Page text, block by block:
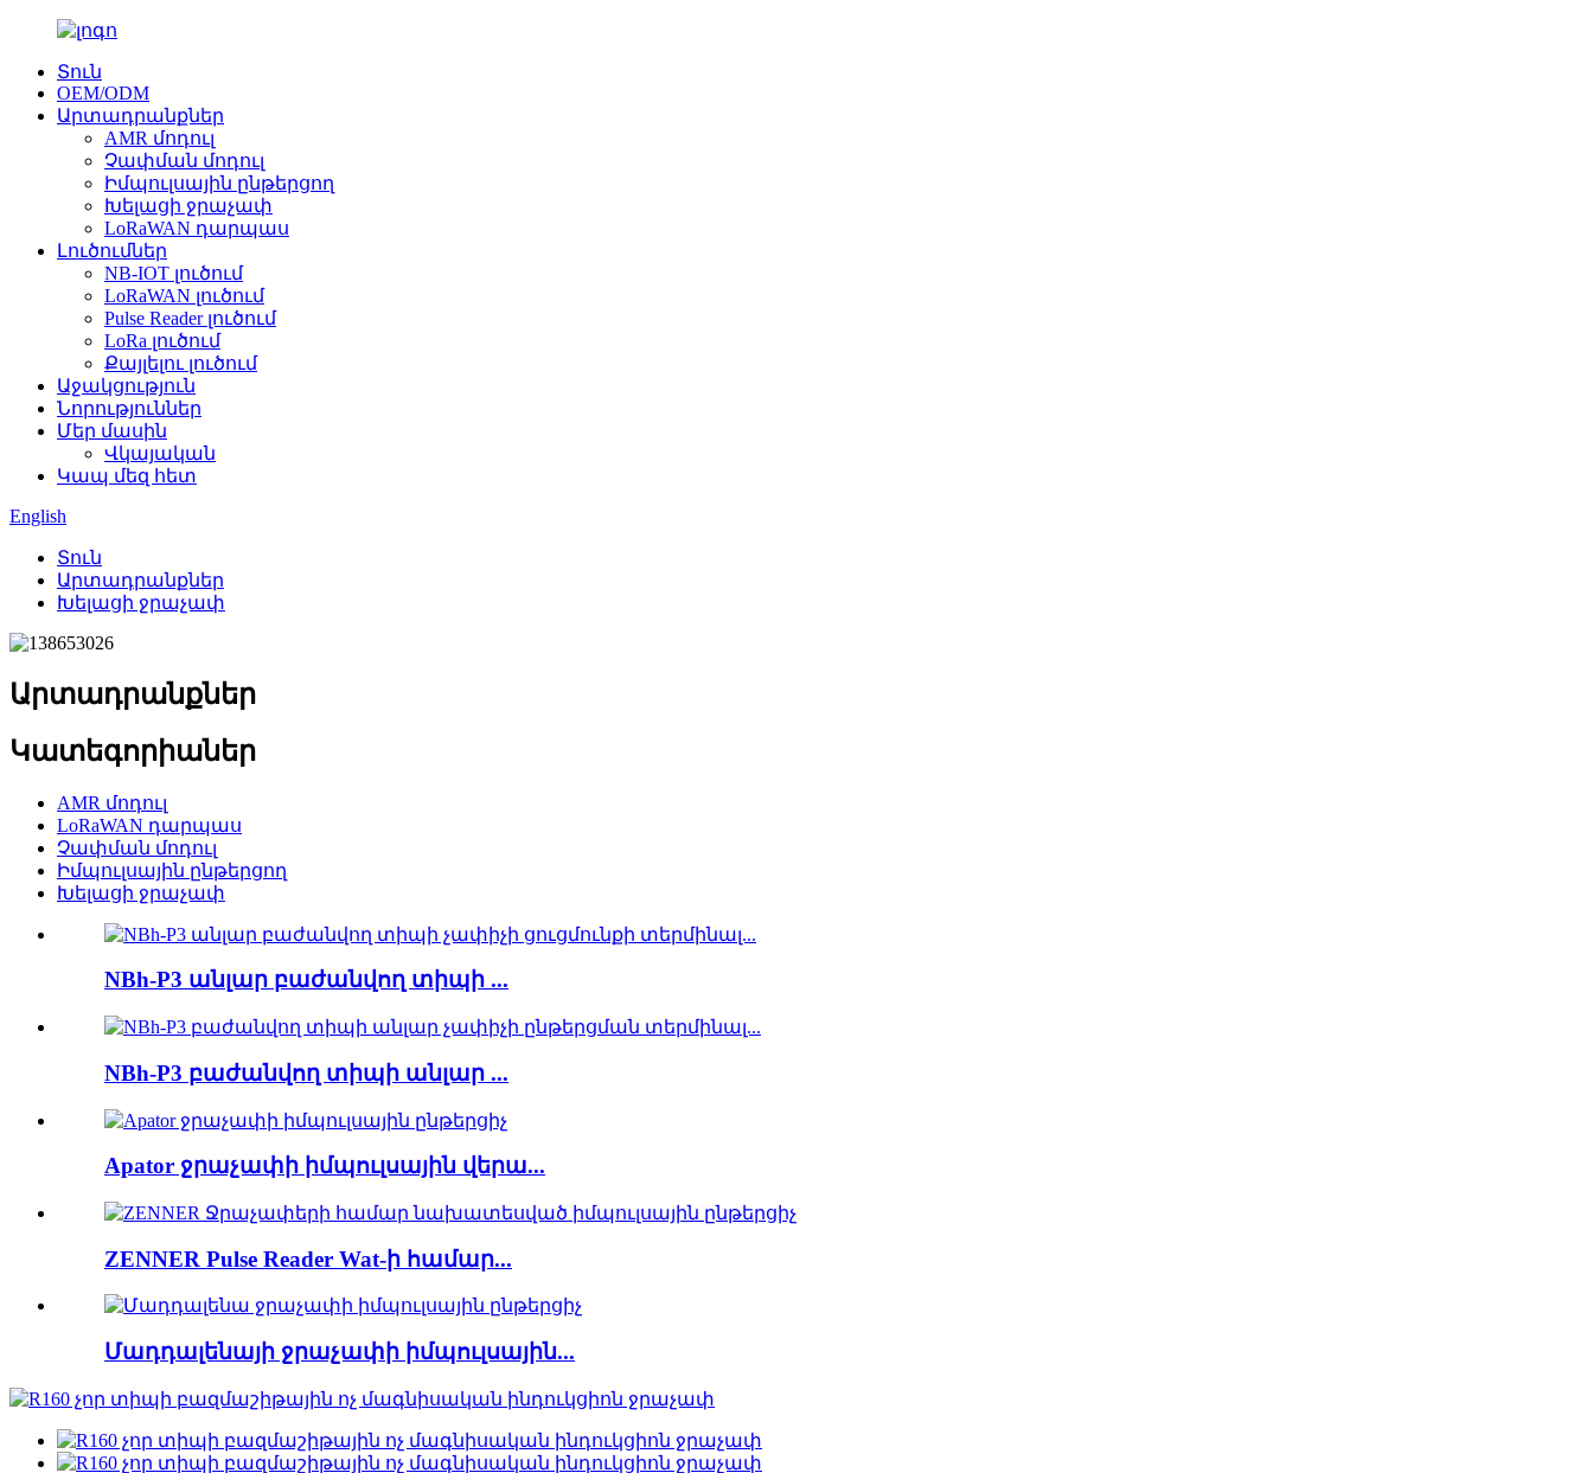
Տուն
OEM/ODM
Արտադրանքներ
AMR մոդուլ
Չափման մոդուլ
Իմպուլսային ընթերցող
Խելացի ջրաչափ
LoRaWAN դարպաս
Լուծումներ
NB-IOT լուծում
LoRaWAN լուծում
Pulse Reader լուծում
LoRa լուծում
Քայլելու լուծում
Աջակցություն
Նորություններ
Մեր մասին
Վկայական
Կապ մեզ հետ
English
Տուն
Արտադրանքներ
Խելացի ջրաչափ
Արտադրանքներ
Կատեգորիաներ
AMR մոդուլ
LoRaWAN դարպաս
Չափման մոդուլ
Իմպուլսային ընթերցող
Խելացի ջրաչափ
NBh-P3 անլար բաժանվող տիպի ...
NBh-P3 բաժանվող տիպի անլար ...
Apator ջրաչափի իմպուլսային վերա...
ZENNER Pulse Reader Wat-ի համար...
Մադդալենայի ջրաչափի իմպուլսային...